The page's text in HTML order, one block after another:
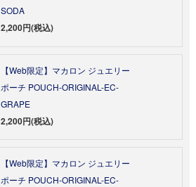
SODA
2,200円(税込)
【Web限定】マカロン ジュエリー
ポーチ POUCH-ORIGINAL-EC-
GRAPE
2,200円(税込)
【Web限定】マカロン ジュエリー
ポーチ POUCH-ORIGINAL-EC-